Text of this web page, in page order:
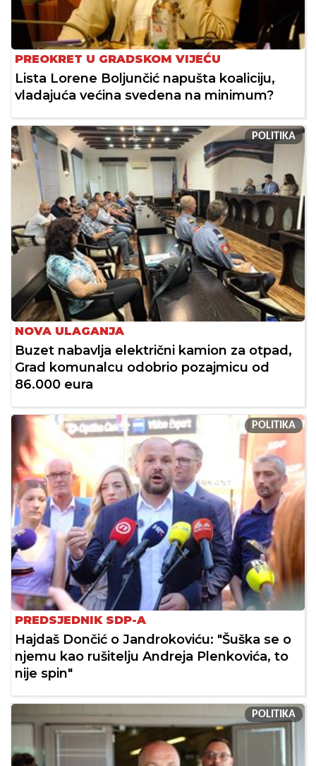
PREOKRET U GRADSKOM VIJEĆU
Lista Lorene Boljunčić napušta koaliciju,
vladajuća većina svedena na minimum?
POLITIKA
NOVA ULAGANJA
Buzet nabavlja električni kamion za otpad,
Grad komunalcu odobrio pozajmicu od
86.000 eura
POLITIKA
PREDSJEDNIK SDP-A
Hajdaš Dončić o Jandrokoviću: "Šuška se o
njemu kao rušitelju Andreja Plenkovića, to
nije spin"
POLITIKA